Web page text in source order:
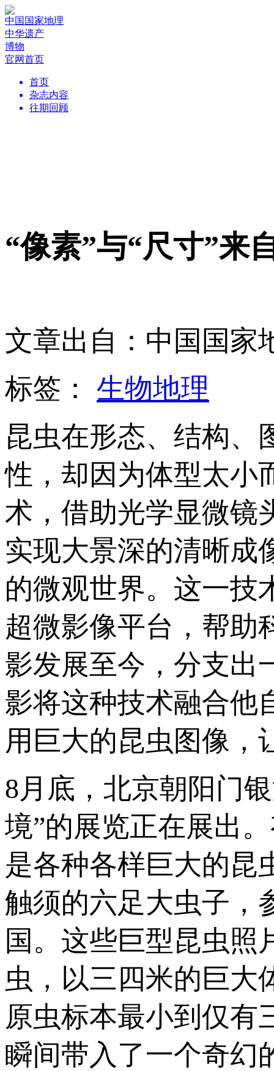
中国国家地理
中华遗产
博物
官网首页
首页
杂志内容
往期回顾
“像素”与“尺寸”来
文章出自：中国国家
标签： 生物地理
昆虫在形态、结构、
性，却因为体型太小
术，借助光学显微镜
实现大景深的清晰成
的微观世界‌。这一技
超微影像平台，帮助
影发展至今，分支出
影将这种技术融合他
用巨大的昆虫图像，
8月底，北京朝阳门
境”的展览正在展出
是各种各样巨大的昆
触须的六足大虫子，
国。这些巨型昆虫照
虫，以三四米的巨大
原虫标本最小到仅有
瞬间带入了一个奇幻